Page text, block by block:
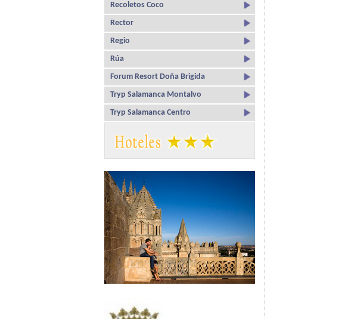
Recoletos Coco
Rector
Regio
Rúa
Forum Resort Doña Brigida
Tryp Salamanca Montalvo
Tryp Salamanca Centro